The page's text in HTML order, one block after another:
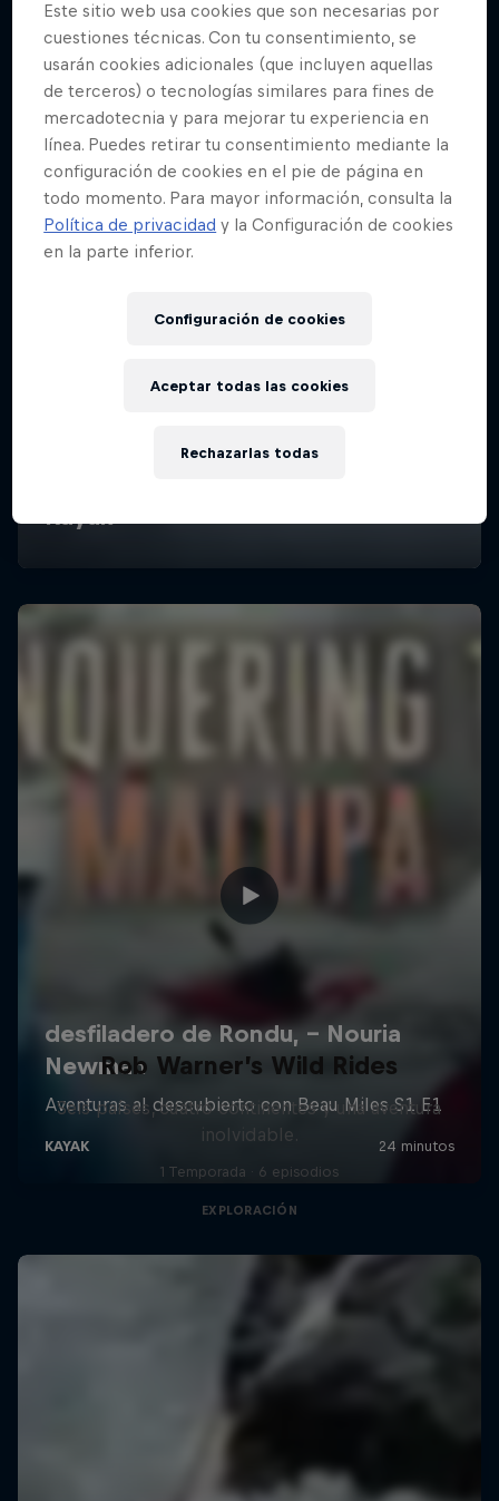
Rob Warner’s Wild Rides
Seis países, cuatro continentes y una aventura
inolvidable.
1 Temporada · 6 episodios
EXPLORACIÓN
Este sitio web usa cookies que son necesarias por
cuestiones técnicas. Con tu consentimiento, se
usarán cookies adicionales (que incluyen aquellas
de terceros) o tecnologías similares para fines de
mercadotecnia y para mejorar tu experiencia en
línea. Puedes retirar tu consentimiento mediante la
configuración de cookies en el pie de página en
todo momento. Para mayor información, consulta la
Política de privacidad y la Configuración de cookies
en la parte inferior.
Configuración de cookies
Rechazarlas todas
Aceptar todas las cookies